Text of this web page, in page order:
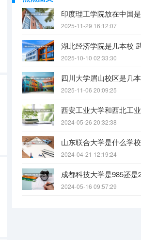
2025-11-29 16:12:07
2025-10-10 02:33:30
2025-11-06 20:09:25
2024-05-26 20:32:38
山东联合大学是什么学校
2024-04-21 12:19:24
2024-05-16 09:57:29